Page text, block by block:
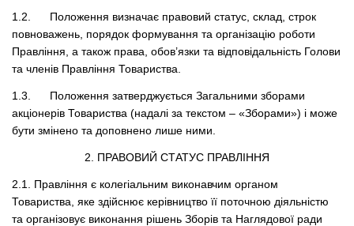
1.2. Положення визначає правовий статус, склад, строк
повноважень, порядок формування та організацію роботи
Правління, а також права, обов’язки та відповідальність Голови
та членів Правління Товариства.
1.3. Положення затверджується Загальними зборами
акціонерів Товариства (надалі за текстом – «Зборами») і може
бути змінено та доповнено лише ними.
2. ПРАВОВИЙ СТАТУС ПРАВЛІННЯ
2.1. Правління є колегіальним виконавчим органом
Товариства, яке здійснює керівництво її поточною діяльністю
та організовує виконання рішень Зборів та Наглядової ради